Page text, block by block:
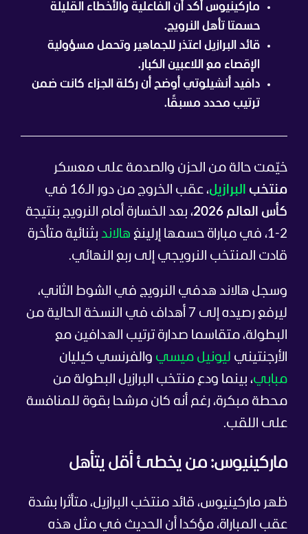
ماركينيوس أكد أن الفاعلية والأخطاء القليلة
حسمتا تأهل النرويج.
قائد البرازيل اعتذر للجماهير وتحمل مسؤولية
الإقصاء مع اللاعبين الكبار.
دافيد أنشيلوتي أوضح أن ركلة الجزاء كانت ضمن
ترتيب محدد مسبقًا.
خيّمت حالة من الحزن والصدمة على معسكر
منتخب
البرازيل، عقب الخروج من دور الـ16 في
كأس العالم 2026
، بعد الخسارة أمام النرويج بنتيجة
2-1، في مباراة حسمها إرلينغ
هالاند بثنائية متأخرة
قادت المنتخب النرويجي إلى ربع النهائي.
وسجل هالاند هدفي النرويج في الشوط الثاني،
ليرفع رصيده إلى 7 أهداف في النسخة الحالية من
البطولة، متقاسما صدارة ترتيب الهدافين مع
الأرجنتيني ليونيل ميسي والفرنسي كيليان
مبابي، بينما ودع منتخب البرازيل البطولة من
محطة مبكرة، رغم أنه كان مرشحا بقوة للمنافسة
على اللقب.
ماركينيوس: من يخطئ أقل يتأهل
ظهر ماركينيوس، قائد منتخب البرازيل، متأثرا بشدة
عقب المباراة، مؤكدا أن الحديث في مثل هذه